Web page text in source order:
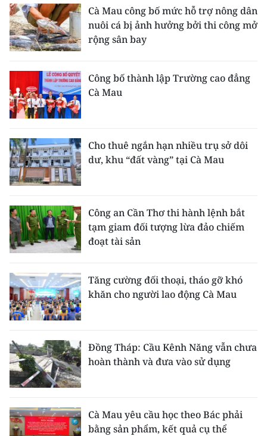
ENGLISH
中文
РУССКИЙ
ESPAÑOL
한국어
Cà Mau công bố mức hỗ trợ nông dân
nuôi cá bị ảnh hưởng bởi thi công mở
rộng sân bay
Công bố thành lập Trường cao đẳng
Cà Mau
Cho thuê ngắn hạn nhiều trụ sở dôi
dư, khu “đất vàng” tại Cà Mau
Công an Cần Thơ thi hành lệnh bắt
tạm giam đối tượng lừa đảo chiếm
đoạt tài sản
Tăng cường đối thoại, tháo gỡ khó
khăn cho người lao động Cà Mau
Đồng Tháp: Cầu Kênh Năng vẫn chưa
hoàn thành và đưa vào sử dụng
Cà Mau yêu cầu học theo Bác phải
bằng sản phẩm, kết quả cụ thể